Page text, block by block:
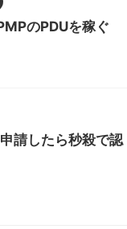
のPDUを稼ぐ
請したら秒殺で認